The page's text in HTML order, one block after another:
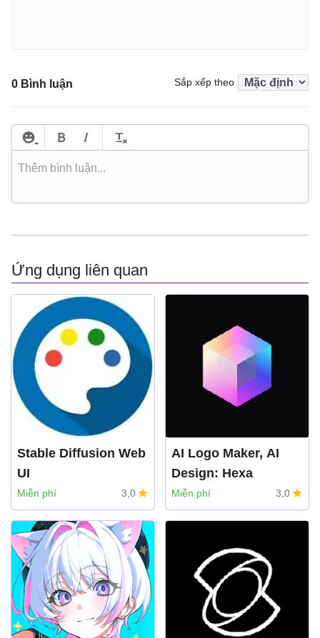
0 Bình luận Sắp xếp theo
Ứng dụng liên quan
Stable Diffusion Web
UI
Miễn phí 3,0
AI Logo Maker, AI
Design: Hexa
Superapp Labs
Miễn phí 3,0